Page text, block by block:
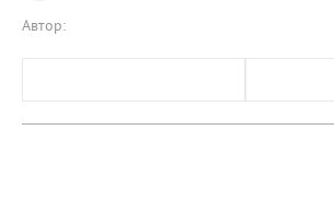
Автор: